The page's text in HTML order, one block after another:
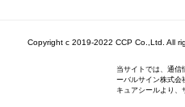
Copyright c 2019-2022 CCP Co.,Ltd. All
当サイトでは、通信
ーバルサイン株式会
キュアシールより、